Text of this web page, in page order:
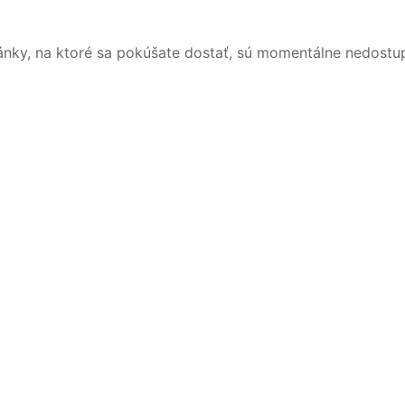
na ktoré sa pokúšate dostať, sú momentálne